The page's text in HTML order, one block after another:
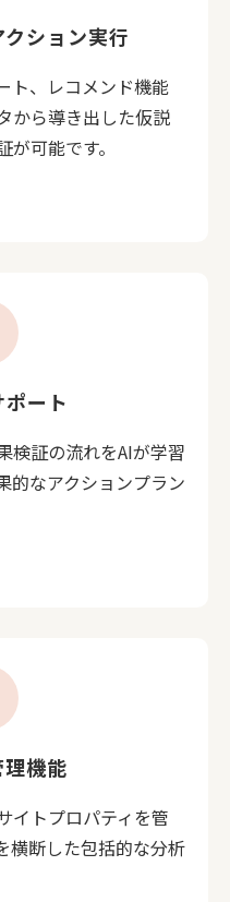
ション実行
ト、レコメンド機能
から導き出した仮説
可能です。
ート
検証の流れをAIが学習
的なアクションプラン
機能
イトプロパティを管
横断した包括的な分析